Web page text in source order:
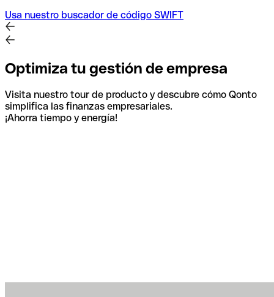
Usa nuestro buscador de código SWIFT
Optimiza tu gestión de empresa
Visita nuestro tour de producto y descubre cómo Qonto
simplifica las finanzas empresariales.
¡Ahorra tiempo y energía!